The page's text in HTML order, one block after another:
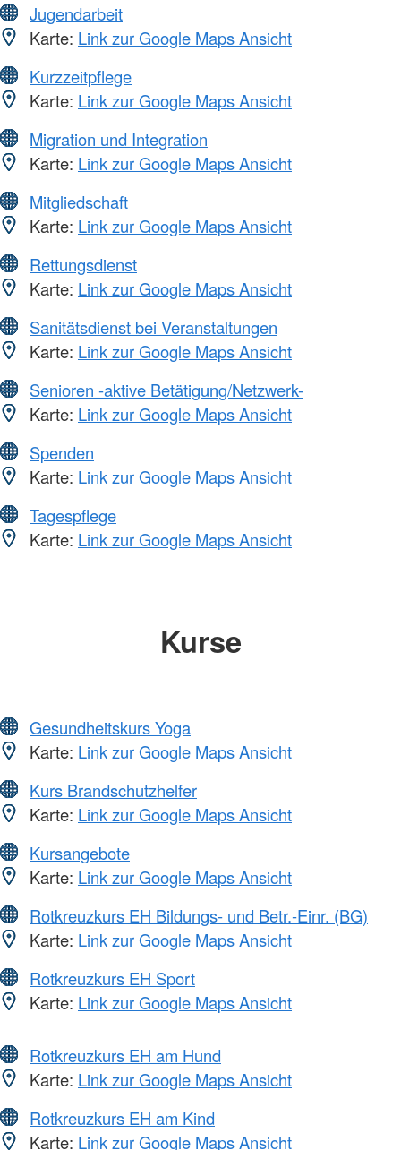
Jugendarbeit
Karte: Link zur Google Maps Ansicht
Kurzzeitpflege
Karte: Link zur Google Maps Ansicht
Migration und Integration
Karte: Link zur Google Maps Ansicht
Mitgliedschaft
Karte: Link zur Google Maps Ansicht
Rettungsdienst
Karte: Link zur Google Maps Ansicht
Sanitätsdienst bei Veranstaltungen
Karte: Link zur Google Maps Ansicht
Senioren -aktive Betätigung/Netzwerk-
Karte: Link zur Google Maps Ansicht
Spenden
Karte: Link zur Google Maps Ansicht
Tagespflege
Karte: Link zur Google Maps Ansicht
Kurse
Gesundheitskurs Yoga
Karte: Link zur Google Maps Ansicht
Kurs Brandschutzhelfer
Karte: Link zur Google Maps Ansicht
Kursangebote
Karte: Link zur Google Maps Ansicht
Rotkreuzkurs EH Bildungs- und Betr.-Einr. (BG)
Karte: Link zur Google Maps Ansicht
Rotkreuzkurs EH Sport
Karte: Link zur Google Maps Ansicht
Rotkreuzkurs EH am Hund
Karte: Link zur Google Maps Ansicht
Rotkreuzkurs EH am Kind
Karte: Link zur Google Maps Ansicht